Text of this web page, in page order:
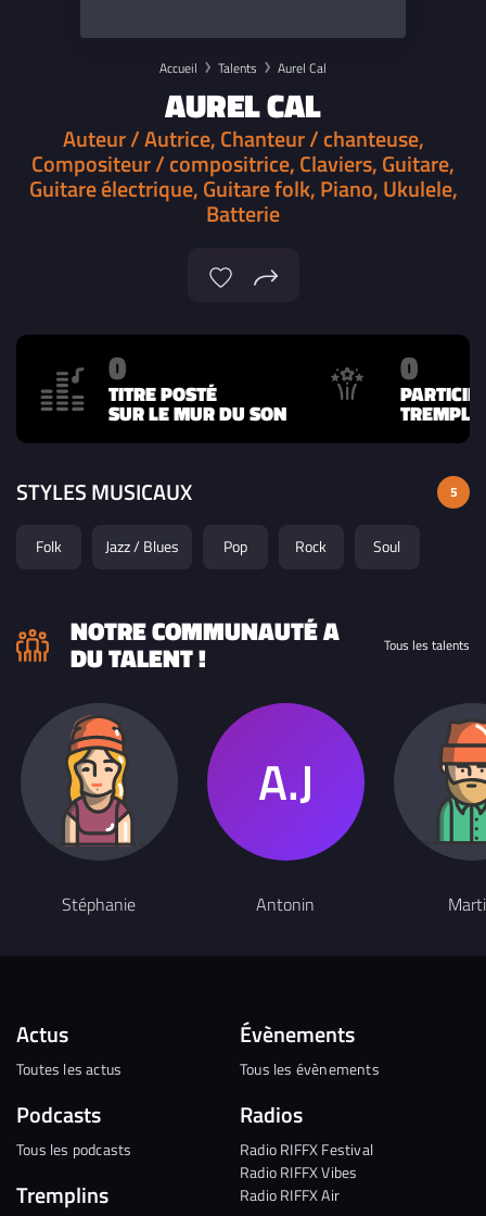
Accueil Talents Aurel Cal
AUREL CAL
Auteur / Autrice, Chanteur / chanteuse,
Compositeur / compositrice, Claviers, Guitare,
Guitare électrique, Guitare folk, Piano, Ukulele,
Batterie
0
TITRE POSTÉ
SUR LE MUR DU SON
0
STYLES MUSICAUX 5
Folk Jazz / Blues Pop Rock Soul
NOTRE COMMUNAUTÉ A
DU TALENT ! Tous les talents
Stéphanie Antonin
Actus
Toutes les actus
Podcasts
Tous les podcasts
Tremplins
Évènements
Tous les évènements
Radios
Radio RIFFX Festival
Radio RIFFX Vibes
Radio RIFFX Air